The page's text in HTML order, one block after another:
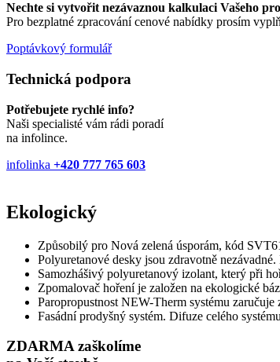
Nechte si vytvořit nezávaznou kalkulaci Vašeho
Pro bezplatné zpracování cenové nabídky prosím
Poptávkový formulář
Technická podpora
Potřebujete rychlé info?
Naši specialisté vám rádi poradí
na infolince.
infolinka +420 777 765 603
Ekologický
Způsobilý pro Nová zelená úsporám, kód
Polyuretanové desky jsou zdravotně
Samozhášivý polyuretanový izolant, který při
Zpomalovač hoření je založen na ekologické
Paropropustnost NEW-Therm systému
Fasádní prodyšný systém. Difuze celého
ZDARMA zaškolíme